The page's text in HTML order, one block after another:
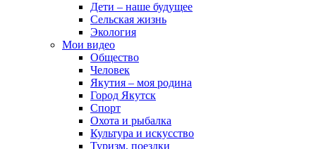
Дети – наше будущее
Сельская жизнь
Экология
Мои видео
Общество
Человек
Якутия – моя родина
Город Якутск
Спорт
Охота и рыбалка
Культура и искусство
Туризм, поездки